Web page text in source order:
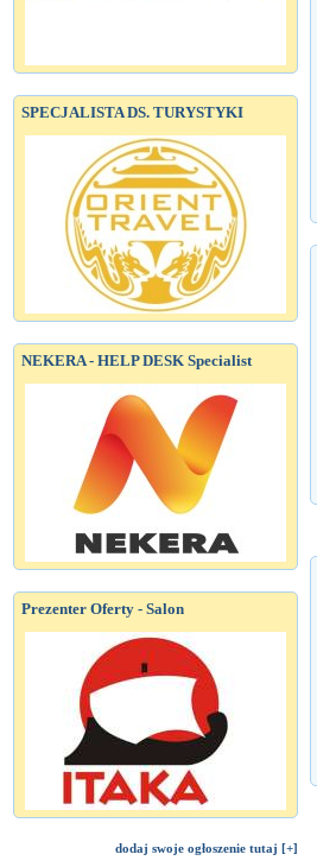
SPECJALISTA DS. TURYSTYKI
NEKERA - HELP DESK Specialist
Prezenter Oferty - Salon
dodaj swoje ogłoszenie tutaj [+]